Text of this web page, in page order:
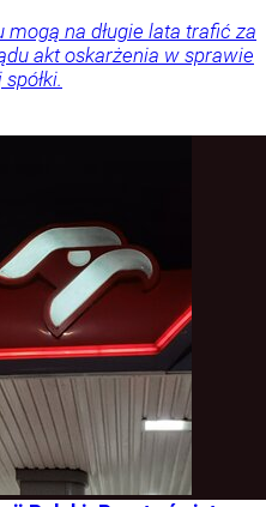
na długie lata trafić za
akt oskarżenia w sprawie